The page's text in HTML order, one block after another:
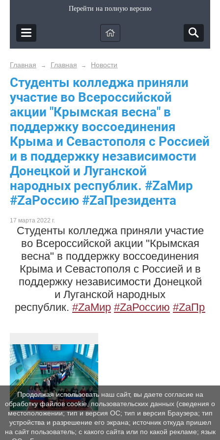
Перейти на полную версию
Главная → Главная → Новости
Студенты колледжа приняли
участие во Всероссийской
акции "Крымская весна" в
поддержку воссоединения
Крыма и Севастополя с Россией
и в поддержку независимости
Донецкой и Луганской
народных республик. #ZаМир
#ZаРоссию #ZаПрезидента
17 марта 2022 г.
Студенты колледжа приняли участие
во Всероссийской акции "Крымская
весна" в поддержку воссоединения
Крыма и Севастополя с Россией и в
поддержку независимости Донецкой
и Луганской народных
республик. #ZаМир #ZаРоссию
Продолжая использовать наш сайт, вы даете согласие на
обработку файлов cookie, пользовательских данных (сведения о
местоположении; тип и версия ОС; тип и версия Браузера; тип
устройства и разрешение его экрана; источник откуда пришел
на сайт пользователь; с какого сайта или по какой рекламе; язык